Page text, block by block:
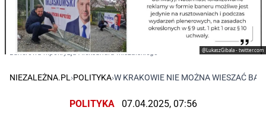
@LukaszGibala - twitter.com
Banerowa hipokryzja Aleksandra Miszalskiego
NIEZALEŻNA.PL ›POLITYKA›W KRAKOWIE NIE MOŻNA WIESZAĆ
POLITYKA 07.04.2025, 07:56